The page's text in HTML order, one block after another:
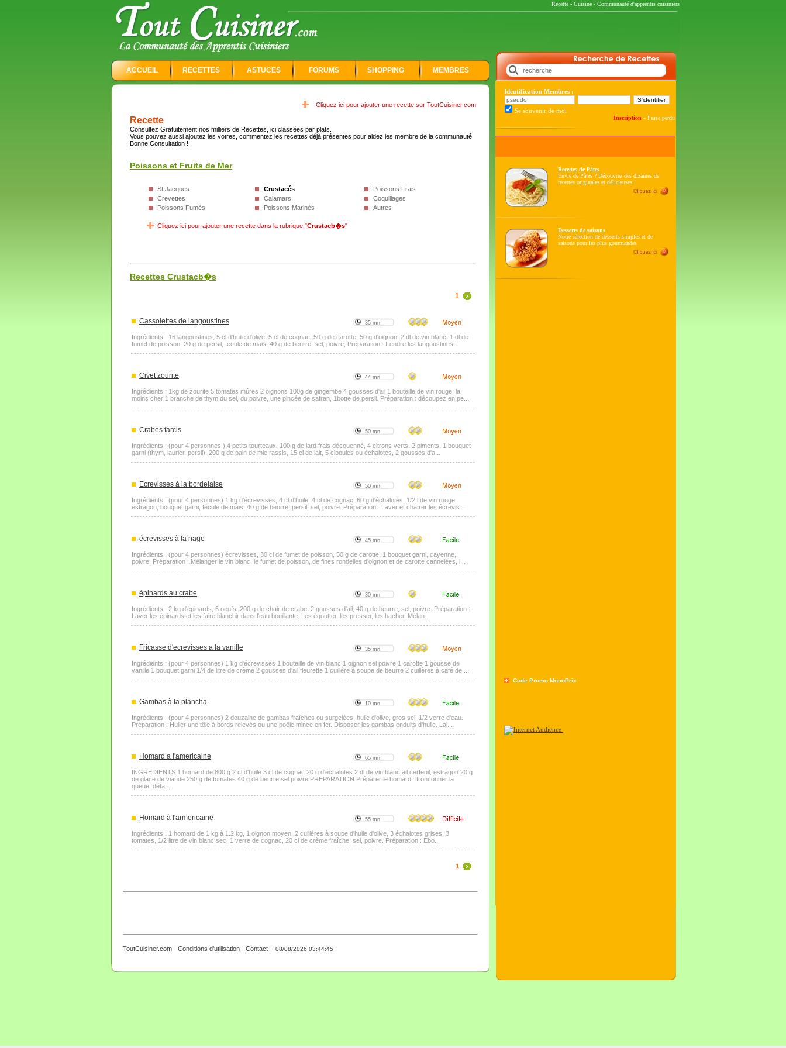
Recette - Cuisine - Communauté d'apprentis cuisiniers
ACCUEIL RECETTES ASTUCES FORUMS SHOPPING MEMBRES
Identification Membres :
Se souvenir de moi
Inscription - Passe perdu
Recettes de Pâtes
Envie de Pâtes ? Découvrez des dizaines de
recettes originales et délicieuses !
Desserts de saisons
Notre sélection de desserts simples et de
saisons pour les plus gourmandes
Cliquez ici pour ajouter une recette sur ToutCuisiner.com
Recette
Consultez Gratuitement nos milliers de Recettes, ici classées par plats.
Vous pouvez aussi ajoutez les votres, commentez les recettes déjà présentes pour aidez les membre de la communauté
Bonne Consultation !
Poissons et Fruits de Mer
St Jacques Crustacés
Poissons Frais
Crevettes
Calamars
Coquillages
Poissons Fumés
Poissons Marinés Autres
Cliquez ici pour ajouter une recette dans la rubrique "Crustacb�s"
Recettes Crustacb�s
1
Cassolettes de langoustines 35 mn
Ingrédients : 16 langoustines, 5 cl d'huile d'olive, 5 cl de cognac, 50 g de carotte, 50 g d'oignon, 2 dl de vin blanc, 1 dl de
fumet de poisson, 20 g de persil, fecule de mais, 40 g de beurre, sel, poivre, Préparation : Fendre les langoustines...
Civet zourite 44 mn
Ingrédients : 1kg de zourite 5 tomates mûres 2 oignons 100g de gingembe 4 gousses d'ail 1 bouteille de vin rouge, la
moins cher 1 branche de thym,du sel, du poivre, une pincée de safran, 1botte de persil. Préparation : découpez en pe...
Crabes farcis 50 mn
Ingrédients : (pour 4 personnes ) 4 petits tourteaux, 100 g de lard frais découenné, 4 citrons verts, 2 piments, 1 bouquet
garni (thym, laurier, persil), 200 g de pain de mie rassis, 15 cl de lait, 5 ciboules ou échalotes, 2 gousses d'a...
Ecrevisses à la bordelaise 50 mn
Ingrédients : (pour 4 personnes) 1 kg d'écrevisses, 4 cl d'huile, 4 cl de cognac, 60 g d'échalotes, 1/2 l de vin rouge,
estragon, bouquet garni, fécule de mais, 40 g de beurre, persil, sel, poivre. Préparation : Laver et chatrer les écrevis...
écrevisses à la nage 45 mn
Ingrédients : (pour 4 personnes) écrevisses, 30 cl de fumet de poisson, 50 g de carotte, 1 bouquet garni, cayenne,
poivre. Préparation : Mélanger le vin blanc, le fumet de poisson, de fines rondelles d'oignon et de carotte cannelées, l...
épinards au crabe 30 mn
Ingrédients : 2 kg d'épinards, 6 oeufs, 200 g de chair de crabe, 2 gousses d'ail, 40 g de beurre, sel, poivre. Préparation :
Laver les épinards et les faire blanchir dans l'eau bouillante. Les égoutter, les presser, les hacher. Mélan...
Fricasse d'ecrevisses a la vanille 35 mn
Ingrédients : (pour 4 personnes) 1 kg d'écrevisses 1 bouteille de vin blanc 1 oignon sel poivre 1 carotte 1 gousse de
vanille 1 bouquet garni 1/4 de litre de crème 2 gousses d'ail fleurette 1 cuillère à soupe de beurre 2 cuillères à café de ...
Gambas à la plancha 10 mn
Ingrédients : (pour 4 personnes) 2 douzaine de gambas fraîches ou surgelées, huile d'olive, gros sel, 1/2 verre d'eau.
Préparation : Huiler une tôle à bords relevés ou une poêle mince en fer. Disposer les gambas enduits d'huile. Lai...
Homard a l'americaine 65 mn
INGREDIENTS 1 homard de 800 g 2 cl d'huile 3 cl de cognac 20 g d'échalotes 2 dl de vin blanc ail cerfeuil, estragon 20 g
de glace de viande 250 g de tomates 40 g de beurre sel poivre PREPARATION Préparer le homard : tronconner la
queue, déta...
Homard à l'armoricaine 55 mn
Ingrédients : 1 homard de 1 kg à 1.2 kg, 1 oignon moyen, 2 cuillères à soupe d'huile d'olive, 3 échalotes grises, 3
tomates, 1/2 litre de vin blanc sec, 1 verre de cognac, 20 cl de crème fraîche, sel, poivre. Préparation : Ebo...
1
ToutCuisiner.com - Conditions d'utilisation - Contact - 08/08/2026 03:44:45
Code Promo MonoPrix